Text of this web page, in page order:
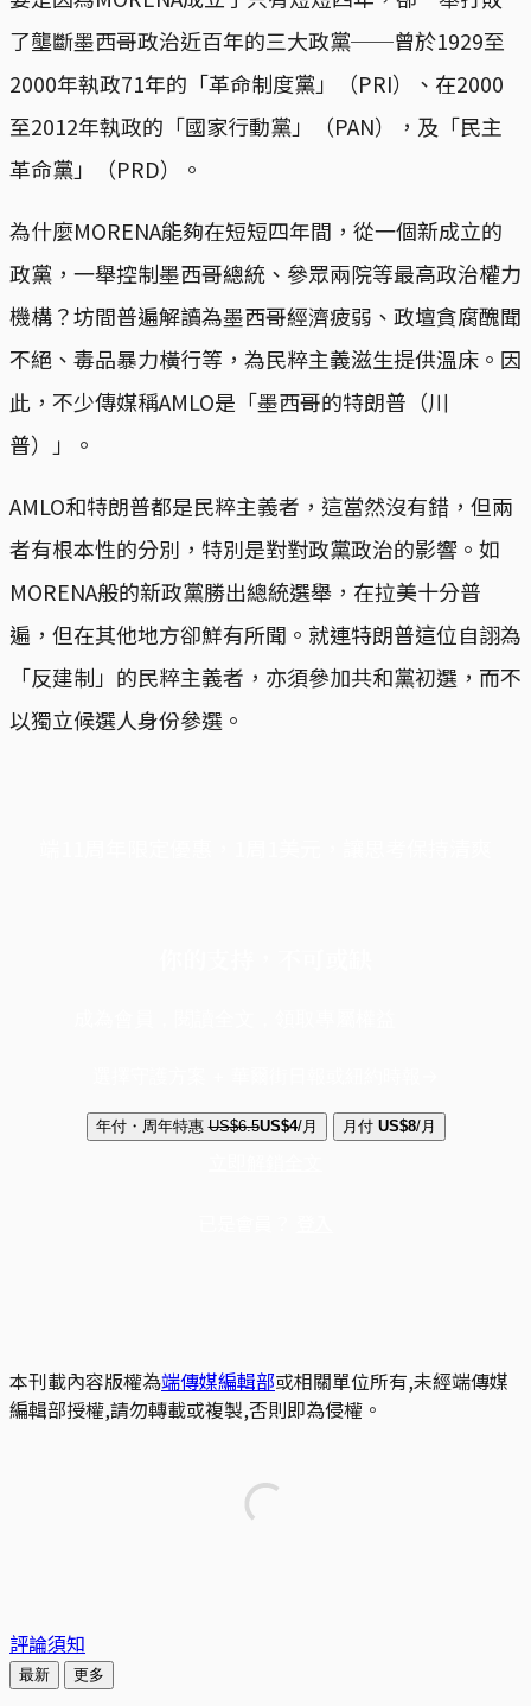
了壟斷墨西哥政治近百年的三大政黨──曾於1929至
2000年執政71年的「革命制度黨」（PRI）、在2000
至2012年執政的「國家行動黨」（PAN），及「民主
革命黨」（PRD）。
為什麼MORENA能夠在短短四年間，從一個新成立的
政黨，一舉控制墨西哥總統、參眾兩院等最高政治權力
機構？坊間普遍解讀為墨西哥經濟疲弱、政壇貪腐醜聞
不絕、毒品暴力橫行等，為民粹主義滋生提供溫床。因
此，不少傳媒稱AMLO是「墨西哥的特朗普（川
普）」。
AMLO和特朗普都是民粹主義者，這當然沒有錯，但兩
者有根本性的分別，特別是對對政黨政治的影響。如
MORENA般的新政黨勝出總統選舉，在拉美十分普
遍，但在其他地方卻鮮有所聞。就連特朗普這位自詡為
「反建制」的民粹主義者，亦須參加共和黨初選，而不
以獨立候選人身份參選。
年付・周年特惠 US$6.5US$4/月 月付 US$8/月
本刊載內容版權為端傳媒編輯部或相關單位所有,未經端傳媒
編輯部授權,請勿轉載或複製,否則即為侵權。
評論須知
最新 更多